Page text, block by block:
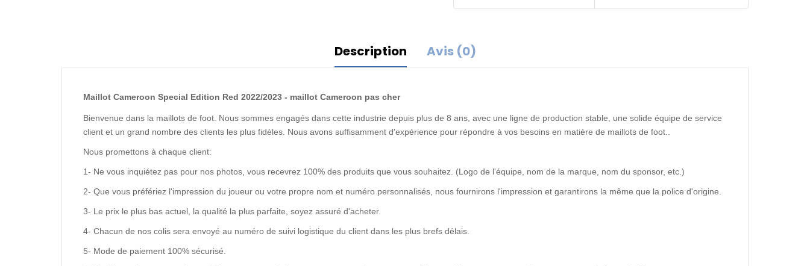
Description Avis (0)
Maillot Cameroon Special Edition Red 2022/2023 - maillot Cameroon pas cher
Bienvenue dans la maillots de foot. Nous sommes engagés dans cette industrie depuis plus de 8 ans, avec une ligne de production stable, une solide équipe de service
client et un grand nombre des clients les plus fidèles. Nous avons suffisamment d'expérience pour répondre à vos besoins en matière de maillots de foot..
Nous promettons à chaque client:
1- Ne vous inquiétez pas pour nos photos, vous recevrez 100% des produits que vous souhaitez. (Logo de l'équipe, nom de la marque, nom du sponsor, etc.)
2- Que vous préfériez l'impression du joueur ou votre propre nom et numéro personnalisés, nous fournirons l'impression et garantirons la même que la police d'origine.
3- Le prix le plus bas actuel, la qualité la plus parfaite, soyez assuré d'acheter.
4- Chacun de nos colis sera envoyé au numéro de suivi logistique du client dans les plus brefs délais.
5- Mode de paiement 100% sécurisé.